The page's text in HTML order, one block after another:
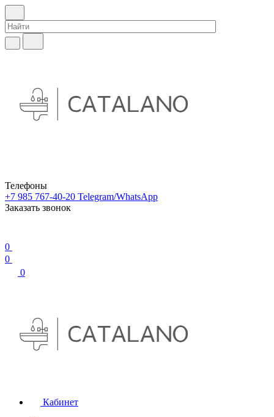
Телефоны
+7 985 767-40-20 Telegram/WhatsApp
Заказать звонок
0
0
0
Кабинет